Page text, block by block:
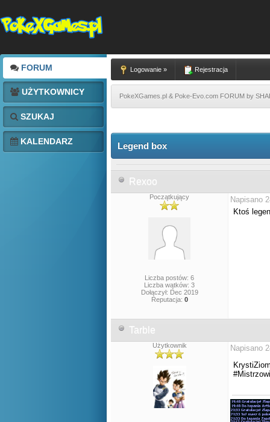
FORUM
UŻYTKOWNICY
SZUKAJ
KALENDARZ
Logowanie » Rejestracja
PokeXGames.pl & Poke-Evo.com FORUM by
Legend box
Rexoo
Początkujący
Liczba postów: 6
Liczba wątków: 3
Dołączył: Dec 2019
Reputacja: 0
Napisano
Ktoś
Tarble
Użytkownik
Napisano